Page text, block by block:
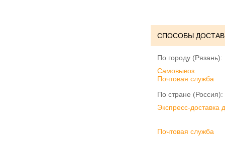
СПОСОБЫ
По городу (Рязань):
Cамовывоз
Почтовая служба
По стране (Россия):
Экспресс-доставка
Почтовая служба